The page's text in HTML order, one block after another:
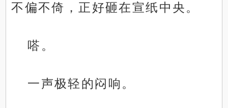
不偏不倚，正好砸在宣纸中央。
嗒。
一声极轻的闷响。